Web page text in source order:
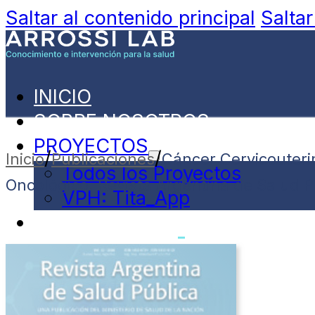
Saltar al contenido principal
INICIO
SOBRE NOSOTROS
PROYECTOS
Todos los Proyectos
VPH: Tita_App
NOVEDADES
CONTACTO
ESPAÑOL
Inicio/Publicaciones/Cáncer
Oncológico. Revista Argentina de Salud